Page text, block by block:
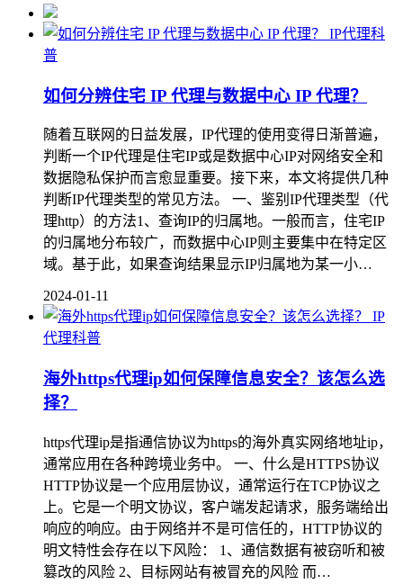
IP代理科
普
如何分辨住宅 IP 代理与数据中心 IP 代理？
随着互联网的日益发展，IP代理的使用变得日渐普遍，
判断一个IP代理是住宅IP或是数据中心IP对网络安全和
数据隐私保护而言愈显重要。接下来，本文将提供几种
判断IP代理类型的常见方法。 一、鉴别IP代理类型（代
理http）的方法1、查询IP的归属地。一般而言，住宅IP
的归属地分布较广，而数据中心IP则主要集中在特定区
域。基于此，如果查询结果显示IP归属地为某一小…
2024-01-11
IP
代理科普
海外https代理ip如何保障信息安全？该怎么选
择？
https代理ip是指通信协议为https的海外真实网络地址ip，
通常应用在各种跨境业务中。 一、什么是HTTPS协议
HTTP协议是一个应用层协议，通常运行在TCP协议之
上。它是一个明文协议，客户端发起请求，服务端给出
响应的响应。由于网络并不是可信任的，HTTP协议的
明文特性会存在以下风险： 1、通信数据有被窃听和被
篡改的风险 2、目标网站有被冒充的风险 而…